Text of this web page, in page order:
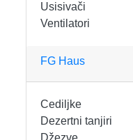
KUVALA
MAŠINE ZA
MIKROTALASNE
KUHINJSKA
KUHINJSKE
MOPOVI
Usisivači
Ventilatori
FG Haus
Cediljke
Dezertni tanjiri
Džezve